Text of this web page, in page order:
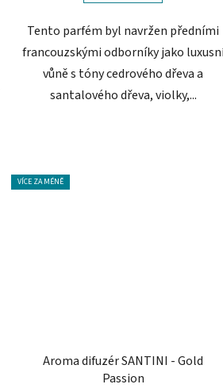
Tento parfém byl navržen předními
francouzskými odborníky jako
vůně s tóny cedrového dřeva a
santalového dřeva, violky,...
VÍCE ZA MÉNĚ
Aroma difuzér SANTINI - Gold
Passion